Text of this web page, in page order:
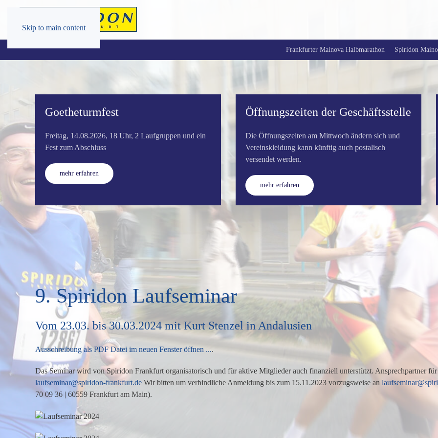
Skip to main content
Frankfurter Mainova Halbmarathon Spiridon
Laufanfänger
Wir sind auf allen Distanzen und in allen
Geschwindigkeiten unterwegs.
mehr erfahren
Longruns und Fastruns
Unsere wöchentlichen Longrun-Angebote findet Ihr
hier
9. Spiridon Laufseminar
Vom 23.03. bis 30.03.2024 mit Kurt Stenzel in Andalusien
Ausschreibung als PDF Datei im neuen Fenster öffnen ....
Das Seminar wird von Spiridon Frankfurt organisatorisch und für aktive Mitglieder auch finanziell unterstützt. Ansprechpartner
laufseminar@spiridon-frankfurt.de Wir bitten um verbindliche Anmeldung bis zum 15.11.2023 vorzugsweise an
70 09 36 | 60559 Frankfurt am Main).